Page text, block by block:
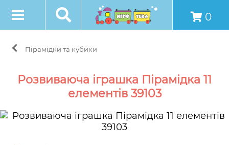
0
Пірамідки та кубики
Розвиваюча іграшка Пірамідка 11
елементів 39103